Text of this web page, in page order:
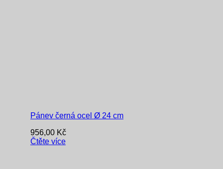
Pánev černá ocel Ø 24 cm
956,00 Kč
Čtěte více